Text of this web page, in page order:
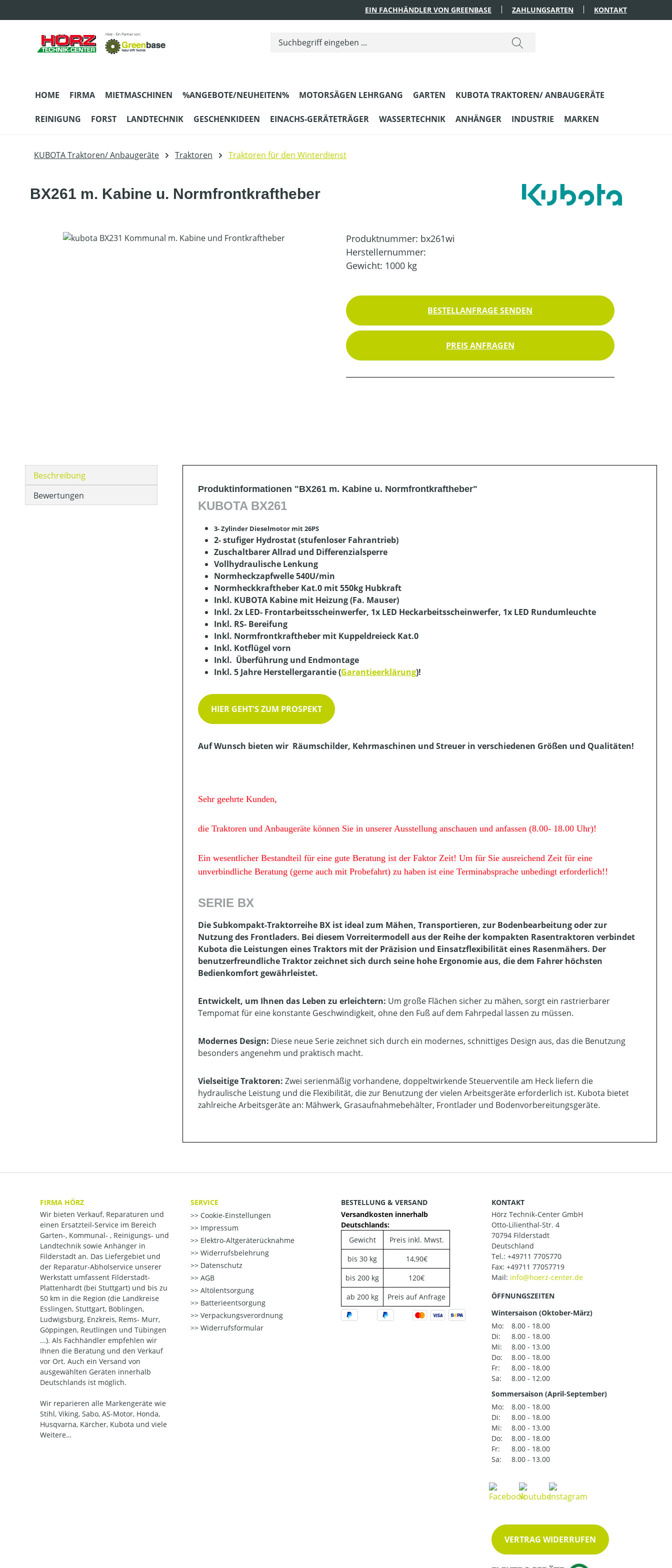
EIN FACHHÄNDLER VON GREENBASE ZAHLUNGSARTEN KONTAKT
HOME FIRMA MIETMASCHINEN %ANGEBOTE/NEUHEITEN% MOTORSÄGEN LEHRGANG GARTEN KUBOTA TRAKTOREN/ ANBAUGERÄTE
REINIGUNG FORST LANDTECHNIK GESCHENKIDEEN EINACHS-GERÄTETRÄGER WASSERTECHNIK ANHÄNGER INDUSTRIE MARKEN
KUBOTA Traktoren/ Anbaugeräte Traktoren Traktoren für den Winterdienst
BX261 m. Kabine u. Normfrontkraftheber
Bildergalerie überspringen Produktnummer: bx261wi
Herstellernummer:
Gewicht: 1000 kg
BESTELLANFRAGE SENDEN
PREIS ANFRAGEN
Beschreibung
Bewertungen
Produktinformationen "BX261 m. Kabine u. Normfrontkraftheber"
KUBOTA BX261
3- Zylinder Dieselmotor mit 26PS
2- stufiger Hydrostat (stufenloser Fahrantrieb)
Zuschaltbarer Allrad und Differenzialsperre
Vollhydraulische Lenkung
Normheckzapfwelle 540U/min
Normheckkraftheber Kat.0 mit 550kg Hubkraft
Inkl. KUBOTA Kabine mit Heizung (Fa. Mauser)
Inkl. 2x LED- Frontarbeitsscheinwerfer, 1x LED Heckarbeitsscheinwerfer, 1x LED Rundumleuchte
Inkl. RS- Bereifung
Inkl. Normfrontkraftheber mit Kuppeldreieck Kat.0
Inkl. Kotflügel vorn
Inkl. Überführung und Endmontage
Inkl. 5 Jahre Herstellergarantie (Garantieerklärung)!
HIER GEHT'S ZUM PROSPEKT
Auf Wunsch bieten wir Räumschilder, Kehrmaschinen und Streuer in verschiedenen Größen und Qualitäten!
Sehr geehrte Kunden,
die Traktoren und Anbaugeräte können Sie in unserer Ausstellung anschauen und anfassen (8.00- 18.00 Uhr)!
Ein wesentlicher Bestandteil für eine gute Beratung ist der Faktor Zeit! Um für Sie ausreichend Zeit für eine
unverbindliche Beratung (gerne auch mit Probefahrt) zu haben ist eine Terminabsprache unbedingt erforderlich!!
SERIE BX
Die Subkompakt-Traktorreihe BX ist ideal zum Mähen, Transportieren, zur Bodenbearbeitung oder zur
Nutzung des Frontladers. Bei diesem Vorreitermodell aus der Reihe der kompakten Rasentraktoren verbindet
Kubota die Leistungen eines Traktors mit der Präzision und Einsatzflexibilität eines Rasenmähers. Der
benutzerfreundliche Traktor zeichnet sich durch seine hohe Ergonomie aus, die dem Fahrer höchsten
Bedienkomfort gewährleistet.
Entwickelt, um Ihnen das Leben zu erleichtern: Um große Flächen sicher zu mähen, sorgt ein rastrierbarer
Tempomat für eine konstante Geschwindigkeit, ohne den Fuß auf dem Fahrpedal lassen zu müssen.
Modernes Design: Diese neue Serie zeichnet sich durch ein modernes, schnittiges Design aus, das die Benutzung
besonders angenehm und praktisch macht.
Vielseitige Traktoren: Zwei serienmäßig vorhandene, doppeltwirkende Steuerventile am Heck liefern die
hydraulische Leistung und die Flexibilität, die zur Benutzung der vielen Arbeitsgeräte erforderlich ist. Kubota bietet
zahlreiche Arbeitsgeräte an: Mähwerk, Grasaufnahmebehälter, Frontlader und Bodenvorbereitungsgeräte.
FIRMA HÖRZ
Wir bieten Verkauf, Reparaturen und
einen Ersatzteil-Service im Bereich
Garten-, Kommunal- , Reinigungs- und
Landtechnik sowie Anhänger in
Filderstadt an. Das Liefergebiet und
der Reparatur-Abholservice unserer
Werkstatt umfassent Filderstadt-
Plattenhardt (bei Stuttgart) und bis zu
50 km in die Region (die Landkreise
Esslingen, Stuttgart, Böblingen,
Ludwigsburg, Enzkreis, Rems- Murr,
Göppingen, Reutlingen und Tübingen
...). Als Fachhändler empfehlen wir
Ihnen die Beratung und den Verkauf
vor Ort. Auch ein Versand von
ausgewählten Geräten innerhalb
Deutschlands ist möglich.
Wir reparieren alle Markengeräte wie
Stihl, Viking, Sabo, AS-Motor, Honda,
Husqvarna, Kärcher, Kubota und viele
Weitere…
SERVICE
Cookie-Einstellungen
Impressum
Elektro-Altgeräterücknahme
Widerrufsbelehrung
Datenschutz
AGB
Altölentsorgung
Batterieentsorgung
Verpackungsverordnung
Widerrufsformular
BESTELLUNG & VERSAND
Versandkosten innerhalb
Deutschlands:
Gewicht
Preis inkl. Mwst.
bis 30 kg
14,90€
bis 200 kg
120€
ab 200 kg
Preis auf Anfrage
KONTAKT
Hörz Technik-Center GmbH
Otto-Lilienthal-Str. 4
70794 Filderstadt
Deutschland
Tel.: +49711 7705770
Fax: +49711 77057719
Mail:
ÖFFNUNGSZEITEN
Wintersaison (Oktober-März)
Mo:
8.00 - 18.00
Di:
8.00 - 18.00
Mi:
8.00 - 13.00
Do:
8.00 - 18.00
Fr:
8.00 - 18.00
Sa:
8.00 - 12.00
Sommersaison (April-September)
Mo:
8.00 - 18.00
Di:
8.00 - 18.00
Mi:
8.00 - 13.00
Do:
8.00 - 18.00
Fr:
8.00 - 18.00
Sa:
8.00 - 13.00
VERTRAG WIDERRUFEN